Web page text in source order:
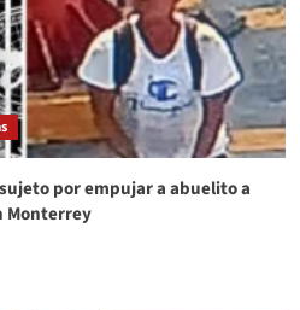
por empujar a abuelito a
Monterrey